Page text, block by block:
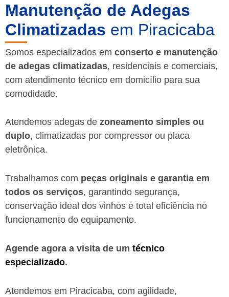
Manutenção de Adegas
Climatizadas em Piracicaba
Somos especializados em conserto e manutenção
de adegas climatizadas, residenciais e comerciais,
com atendimento técnico em domicílio para sua
comodidade.
Atendemos adegas de zoneamento simples ou
duplo, climatizadas por compressor ou placa
eletrônica.
Trabalhamos com peças originais e garantia em
todos os serviços, garantindo segurança,
conservação ideal dos vinhos e total eficiência no
funcionamento do equipamento.
Agende agora a visita de um técnico
especializado.
Atendemos em Piracicaba, com agilidade,